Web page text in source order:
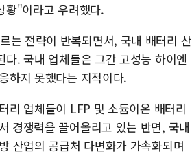
황"이라고 우려했다.
는 전략이 반복되면서, 국내 배터리 산
. 국내 업체들은 그간 고성능 하이엔
하지 못했다는 지적이다.
리 업체들이 LFP 및 소듐이온 배터리
경쟁력을 끌어올리고 있는 반면, 국내
산업의 공급처 다변화가 가속화되며